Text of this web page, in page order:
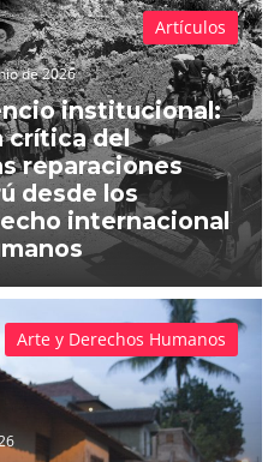
de 2026
institucional:
crítica del
reparaciones
desde los
internacional
Artículos
Arte y Derechos Humanos